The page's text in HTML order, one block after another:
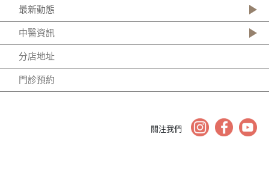
最新動態
中醫資訊
分店地址
門診預約
關注我們